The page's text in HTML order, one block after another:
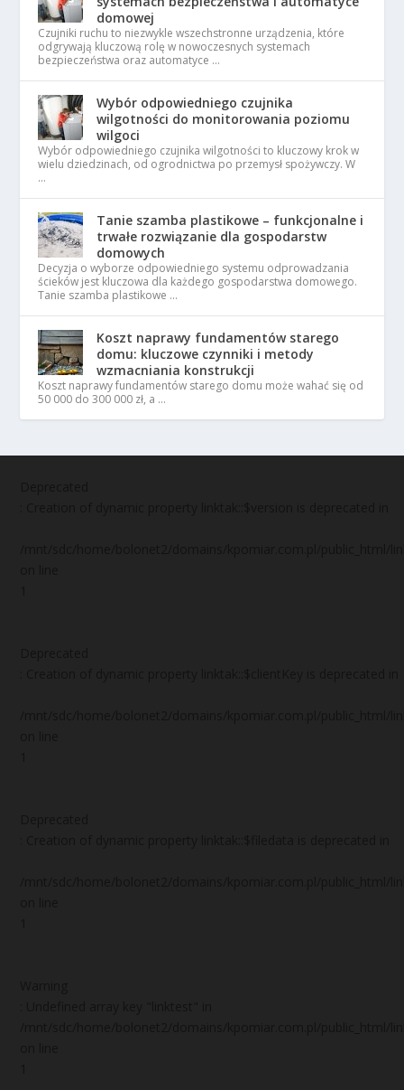
domowej
Czujniki ruchu to niezwykle wszechstronne urządzenia, które
odgrywają kluczową rolę w nowoczesnych systemach
bezpieczeństwa oraz automatyce …
Wybór odpowiedniego czujnika
wilgotności do monitorowania poziomu
wilgoci
Wybór odpowiedniego czujnika wilgotności to kluczowy krok w
wielu dziedzinach, od ogrodnictwa po przemysł spożywczy. W
…
Tanie szamba plastikowe – funkcjonalne i
trwałe rozwiązanie dla gospodarstw
domowych
Decyzja o wyborze odpowiedniego systemu odprowadzania
ścieków jest kluczowa dla każdego gospodarstwa domowego.
Tanie szamba plastikowe …
Koszt naprawy fundamentów starego
domu: kluczowe czynniki i metody
wzmacniania konstrukcji
Koszt naprawy fundamentów starego domu może wahać się od
50 000 do 300 000 zł, a …